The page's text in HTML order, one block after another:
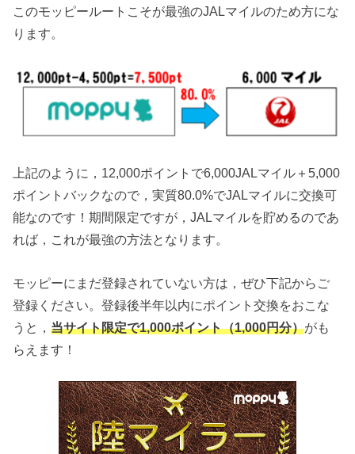
このモッピールートこそが最強のJALマイルのため方にな
ります。
上記のように，12,000ポイントで6,000JALマイル＋5,000
ポイントバックなので，実質80.0%でJALマイルに交換可
能なのです！期間限定ですが，JALマイルを貯めるのであ
れば，これが最強の方法となります。
モッピーにまだ登録されていない方は，ぜひ下記からご
登録ください。登録後半年以内にポイント交換をおこな
うと，当サイト限定で1,000ポイント（1,000円分）がも
らえます！